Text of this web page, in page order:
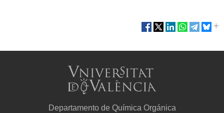
Departamento de Química Orgánica